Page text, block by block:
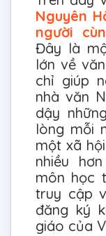
Nguyên
người
Đây là
lớn về
chỉ giúp
nhà văn
dậy
lòng mỗi
một xã
nhiều
môn học
truy cập
đăng ký
giáo của